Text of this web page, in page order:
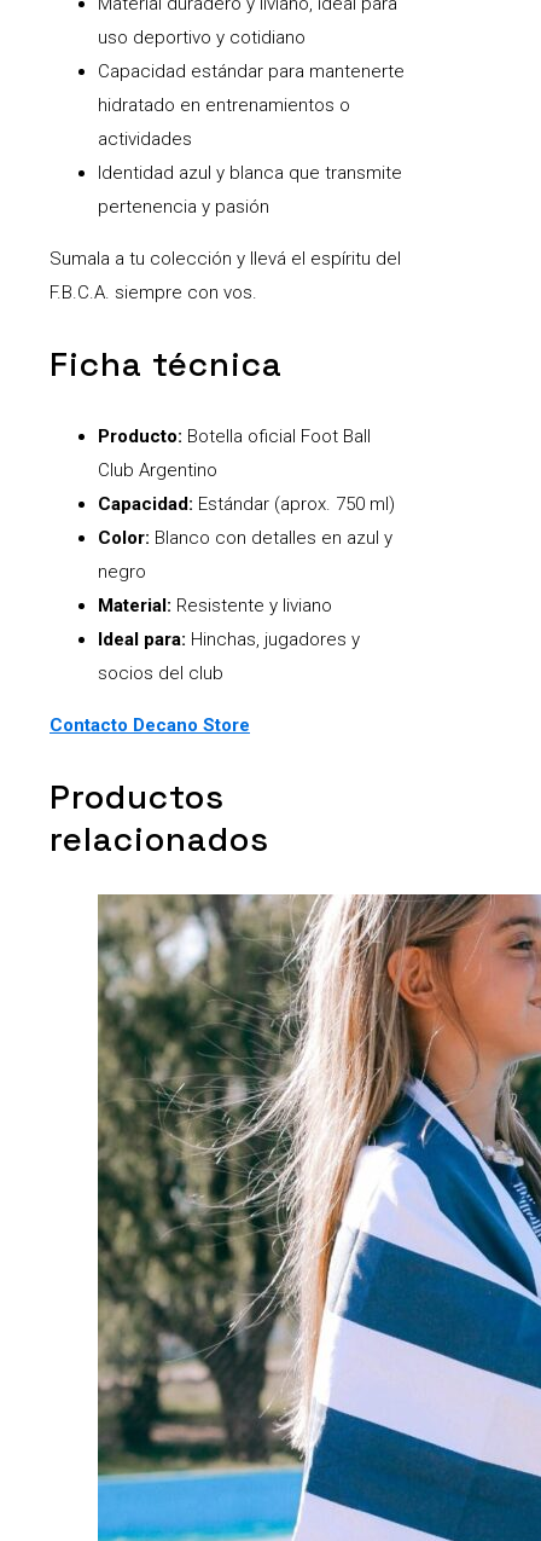
uso deportivo y cotidiano
Capacidad estándar para mantenerte
hidratado en entrenamientos o
actividades
Identidad azul y blanca que transmite
pertenencia y pasión
Sumala a tu colección y llevá el espíritu del
F.B.C.A. siempre con vos.
Ficha técnica
Producto: Botella oficial Foot Ball
Club Argentino
Capacidad: Estándar (aprox. 750 ml)
Color: Blanco con detalles en azul y
negro
Material: Resistente y liviano
Ideal para: Hinchas, jugadores y
socios del club
Contacto Decano Store
Productos
relacionados